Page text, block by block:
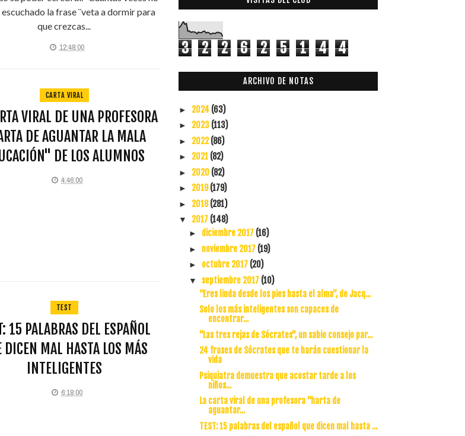
la frase ¨veta a dormir para
que crezcas...
12:48:00
CARTA VIRAL
VIRAL DE UNA PROFESORA
DE AGUANTAR LA MALA
DE LOS ALUMNOS
4:46:00
TEST
15 PALABRAS DEL ESPAÑOL
DICEN MAL HASTA LOS MÁS
INTELIGENTES
6:18:00
3 2 2 6 2 5 1 4
4
ARCHIVO DE NOTAS
► 2024 (63)
► 2023 (113)
► 2022(86)
► 2021 (82)
► 2020 (82)
► 2019(179)
► 2018(281)
▼ 2017 (148)
► diciembre 2017 (16)
► noviembre 2017 (19)
► octubre 2017 (20)
▼ septiembre 2017 (10)
“Eres linda desde los pies hasta el alma”, de Jacq...
Solo los más inteligentes son capaces de
encontrar...
"Las tres rejas de Sócrates", un sabio consejo par...
24 frases de Sócrates que te harán cuestionar la
vida
Psiquiatra demuestra que acostar tarde a los
niños...
La carta viral de una profesora "harta de
aguantar...
TEST: 15 palabras del español que dicen mal hasta ...